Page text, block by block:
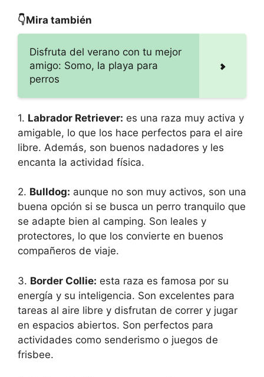
👇Mira también
Disfruta del verano con tu mejor
amigo: Somo, la playa para
perros
1. Labrador Retriever: es una raza muy activa y
amigable, lo que los hace perfectos para el aire
libre. Además, son buenos nadadores y les
encanta la actividad física.
2. Bulldog: aunque no son muy activos, son una
buena opción si se busca un perro tranquilo que
se adapte bien al camping. Son leales y
protectores, lo que los convierte en buenos
compañeros de viaje.
3. Border Collie: esta raza es famosa por su
energía y su inteligencia. Son excelentes para
tareas al aire libre y disfrutan de correr y jugar
en espacios abiertos. Son perfectos para
actividades como senderismo o juegos de
frisbee.